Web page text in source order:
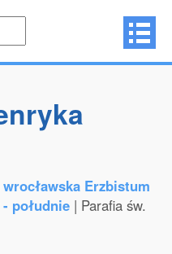
Erzbistum
południe | Parafia św.